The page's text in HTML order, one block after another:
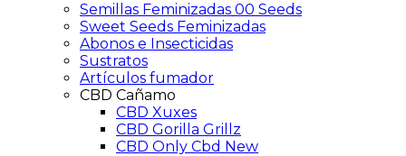
Semillas Feminizadas 00 Seeds
Sweet Seeds Feminizadas
Abonos e Insecticidas
Sustratos
Artículos fumador
CBD Cañamo
CBD Xuxes
CBD Gorilla Grillz
CBD Only Cbd New